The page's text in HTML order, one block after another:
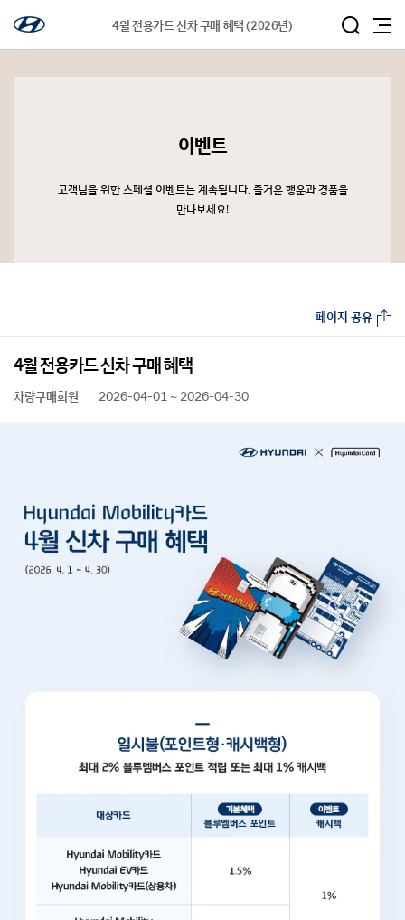
4월 전용카드 신차 구매 혜택 (2026년)
이벤트
고객님을 위한 스페셜 이벤트는 계속됩니다. 즐거운 행운과 경품을
만나보세요!
4월 전용카드 신차 구매 혜택
차량구매회원 2026-04-01 ~ 2026-04-30
페이지 공유